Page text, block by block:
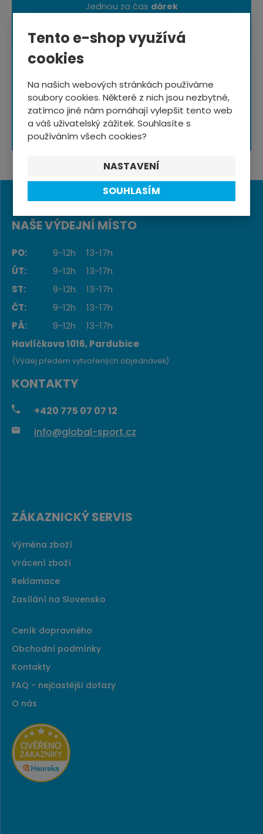
Tento e-shop využívá
cookies
Na našich webových stránkách používáme
soubory cookies. Některé z nich jsou nezbytné,
zatímco jiné nám pomáhají vylepšit tento web
a váš uživatelský zážitek. Souhlasíte s
používáním všech cookies?
NASTAVENÍ
SOUHLASÍM
Jednou za čas dárek
Souhlasím sezpracováním osobních údajů.
NAŠE VÝDEJNÍ MÍSTO
PO: 9-12h
13-17h
ÚT:
9-12h
13-17h
ST:
9-12h
13-17h
ČT:
9-12h
13-17h
PÁ:
9-12h
13-17h
Havlíčkova 1016, Pardubice
KONTAKTY
+420 775 07 07 12
info@global-sport.cz
(Výdej předem vytvořených objednávek)
ZÁKAZNICKÝ SERVIS
Výměna zboží
Vrácení zboží
Reklamace
Zasílání na Slovensko
Ceník dopravného
Obchodní podmínky
Kontakty
FAQ - nejčastější dotazy
O nás